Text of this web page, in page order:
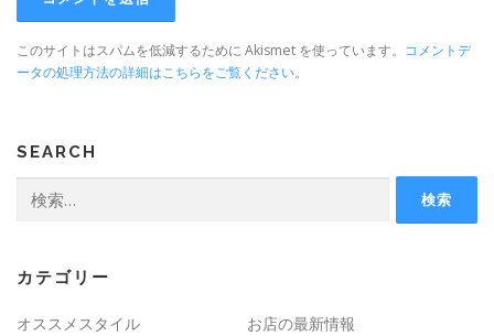
このサイトはスパムを低減するために Akismet を使っています。 コメントデ
ータの処理方法の詳細はこちらをご覧ください。
SEARCH
索:
カテゴリー
オススメスタイル
お店の最新情報